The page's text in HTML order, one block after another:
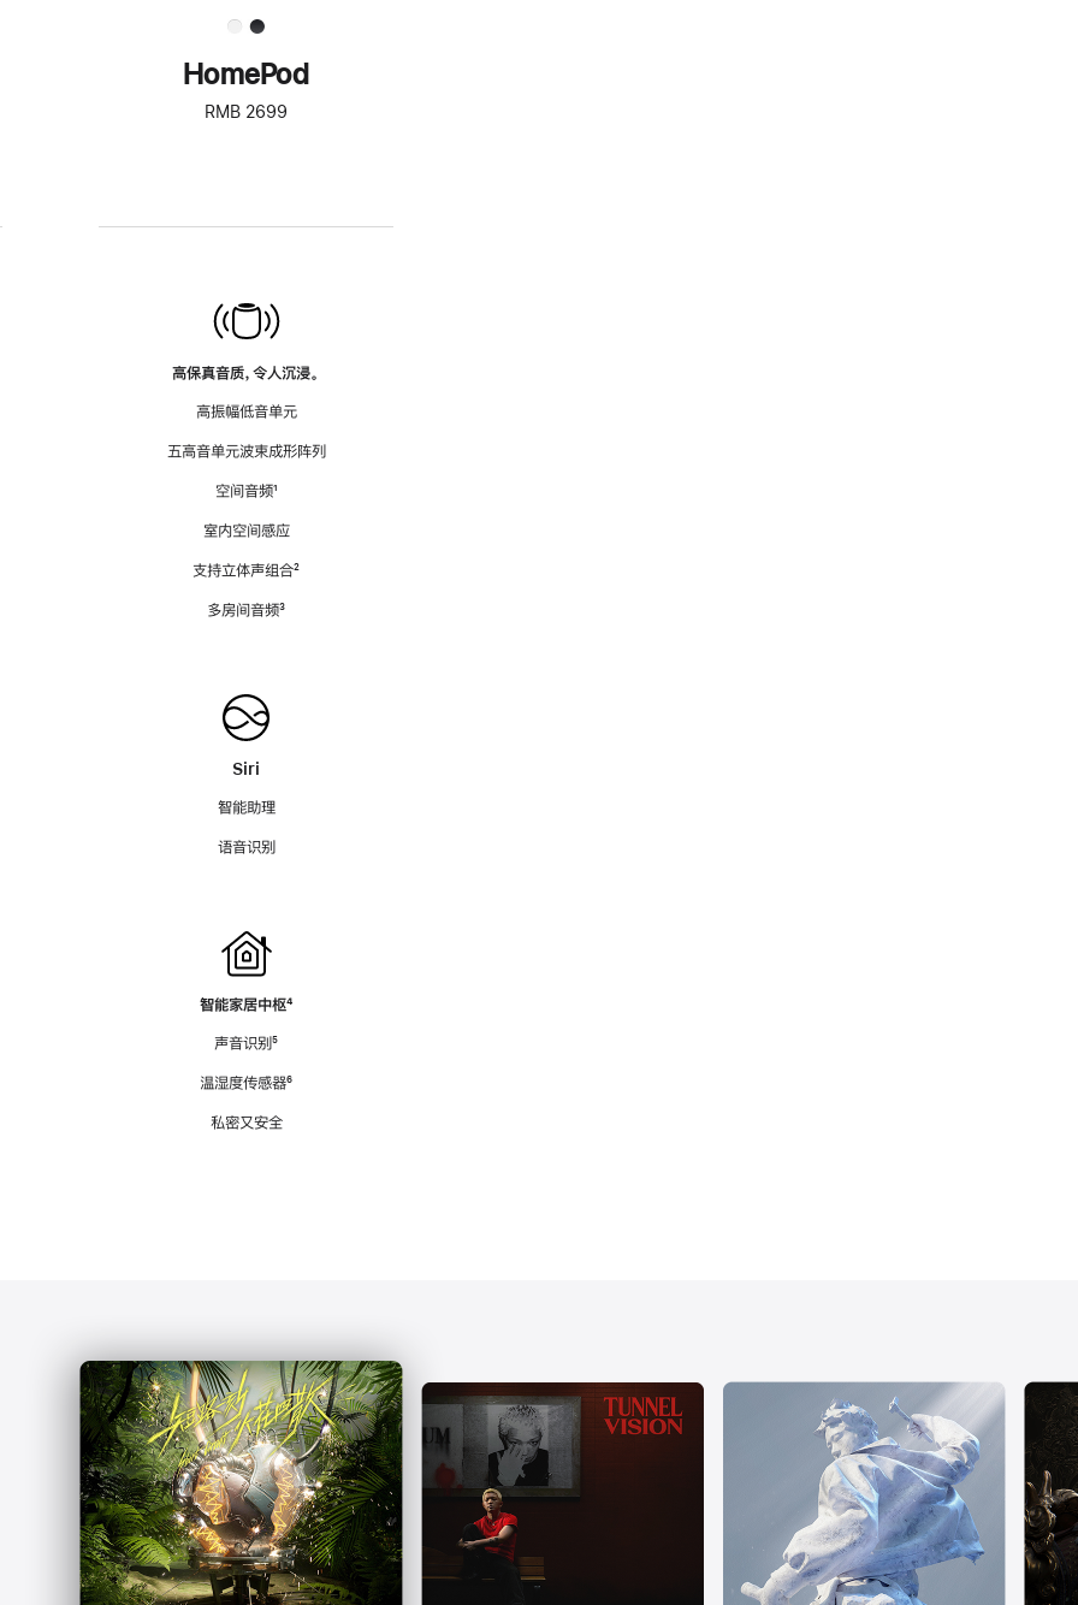
HomePod
RMB 2699
高保真音质，令人沉浸。
高振幅低音单元
五高音单元波束成形阵列
空间音频脚
¹
室内空间感应
支持立体声组合脚
²
多房间音频脚
³
Siri
智能助理
语音识别
智能家居中枢脚
⁴
声音识别脚
⁵
温湿度传感器脚
⁶
私密又安全